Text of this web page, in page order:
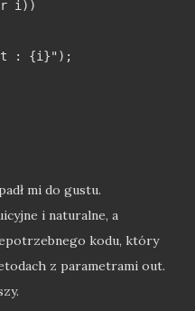
i))
: {i}");
mi do gustu.
i naturalne, a
kodu, który
z parametrami out.